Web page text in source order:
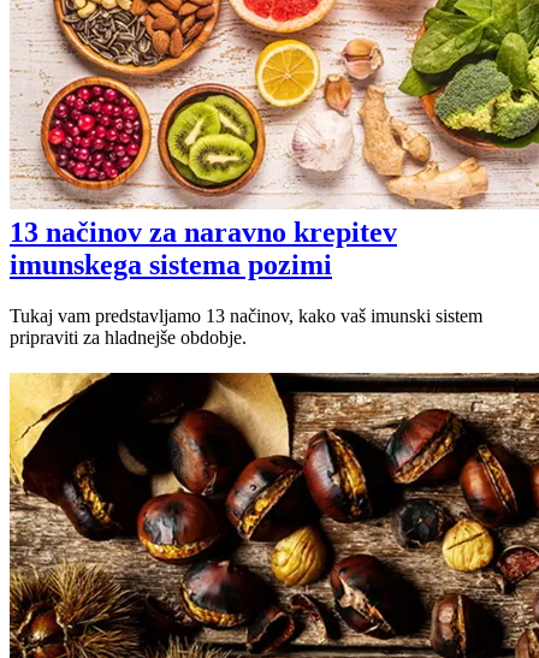
13 načinov za naravno krepitev
imunskega sistema pozimi
Tukaj vam predstavljamo 13 načinov, kako vaš imunski sistem
pripraviti za hladnejše obdobje.